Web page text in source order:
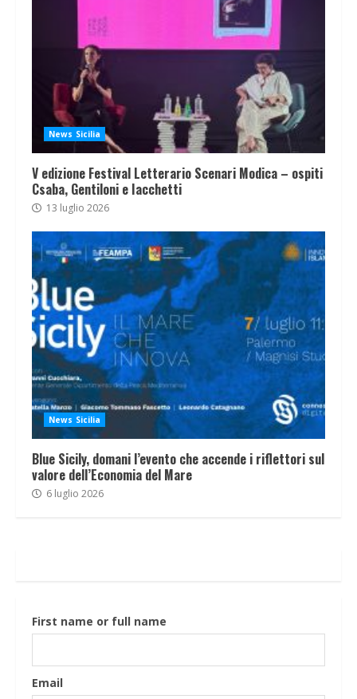
News Sicilia
V edizione Festival Letterario Scenari Modica – ospiti
Csaba, Gentiloni e Iacchetti
13 luglio 2026
News Sicilia
Blue Sicily, domani l’evento che accende i riflettori sul
valore dell’Economia del Mare
6 luglio 2026
First name or full name
Email